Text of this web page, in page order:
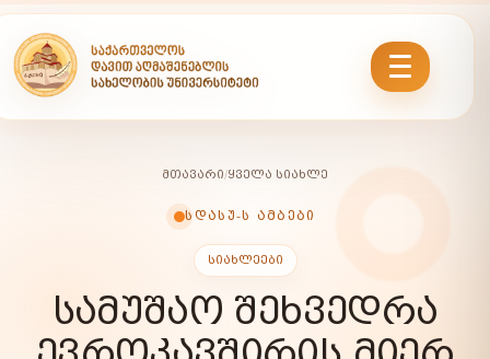
ᲛᲗᲐᲕᲐᲠᲘ/ᲧᲕᲔᲚᲐ ᲡᲘᲐᲮᲚᲔ
ᲡᲓᲐᲡᲣ-Ს ᲐᲛᲑᲔᲑᲘ
ᲡᲘᲐᲮᲚᲔᲔᲑᲘ
ᲡᲐᲛᲣᲨᲐᲝ ᲨᲔᲮᲕᲔᲓᲠᲐ